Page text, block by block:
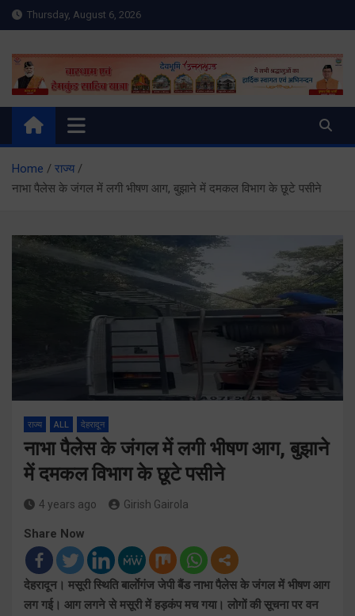
Skip
to
Thursday, August 6, 2026
Meru Raibar | Uttarakhand
News | Uttarkashi News
meruraibar.com
Home
राज्य
नाभा पैलेस के जंगल में लगी भीषण आग, बुझाने में दमकल विभाग के छूटे पसीने
राज्य ALL देहरादून
नाभा पैलेस के जंगल में लगी भीषण आग, बुझाने
में दमकल विभाग के छूटे पसीने
4 years ago Girish Gairola
Share Now
देहरादून। मसूरी स्थिति बार्लाेगंज जेपी बैंड नाभा पैलेस के जंगल में भीषण आग
लग गई। आग लगने से मसूरी में हड़कंप मच गया। लोगों की सूचना पर वन